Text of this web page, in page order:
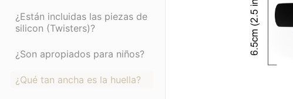
¿Están incluidas las piezas de
silicon (Twisters)?
¿Son apropiados para niños?
¿Qué tan ancha es la huella?